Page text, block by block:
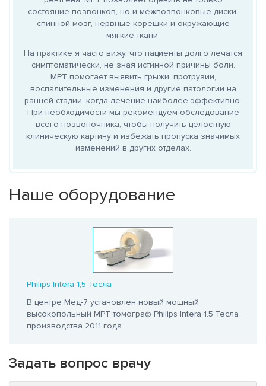
состояние позвонков, но и межпозвонковые диски,
спинной мозг, нервные корешки и окружающие
мягкие ткани.
На практике я часто вижу, что пациенты долго лечатся
симптоматически, не зная истинной причины боли.
МРТ помогает выявить грыжи, протрузии,
воспалительные изменения и другие патологии на
ранней стадии, когда лечение наиболее эффективно.
При необходимости мы рекомендуем обследование
всего позвоночника, чтобы получить целостную
клиническую картину и избежать пропуска значимых
изменений в других отделах.
Наше оборудование
Philips Intera 1,5 Тесла
В центре Мед-7 установлен новый мощный
высокопольный МРТ томограф Philips Intera 1.5 Тесла
производства 2011 года
Задать вопрос врачу